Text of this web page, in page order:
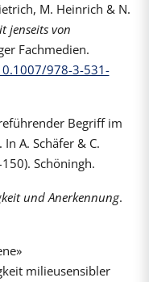
M. Heinrich & N.
jenseits von
Fachmedien.
978-3-531-
Begriff im
A. Schäfer & C.
Schöningh.
und Anerkennung.
milieusensibler